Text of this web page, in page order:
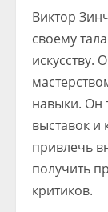
Виктор
своему
искусству.
навыки. Он
выставок и
привлечь
получить
критиков.